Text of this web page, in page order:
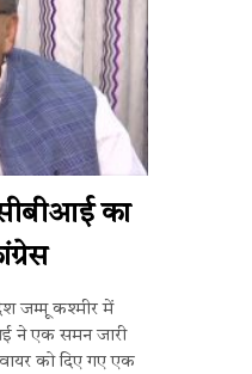
का
जम्मू कश्मीर में
ने एक समन जारी
को दिए गए एक